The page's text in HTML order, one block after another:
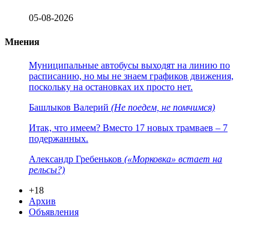
05-08-2026
Мнения
Муниципальные автобусы выходят на линию по
расписанию, но мы не знаем графиков движения,
поскольку на остановках их просто нет.
Башлыков Валерий (Не поедем, не помчимся)
Итак, что имеем? Вместо 17 новых трамваев – 7
подержанных.
Александр Гребеньков («Морковка» встает на
рельсы?)
+18
Архив
Объявления